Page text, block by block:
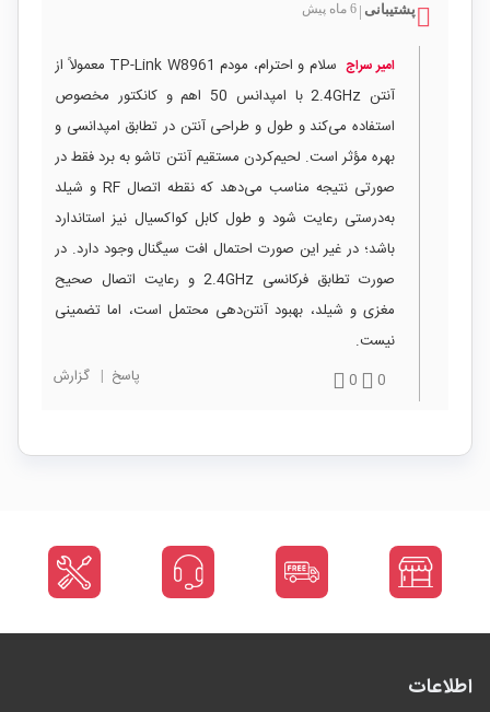
پشتیبانی 6 ماه پیش
امیر سراج
سلام و احترام، مودم TP-Link W8961 معمولاً از
آنتن 2.4GHz با امپدانس 50 اهم و کانکتور مخصوص
استفاده می‌کند و طول و طراحی آنتن در تطابق امپدانسی و
بهره مؤثر است. لحیم‌کردن مستقیم آنتن تاشو به برد فقط در
صورتی نتیجه مناسب می‌دهد که نقطه اتصال RF و شیلد
به‌درستی رعایت شود و طول کابل کواکسیال نیز استاندارد
باشد؛ در غیر این صورت احتمال افت سیگنال وجود دارد. در
صورت تطابق فرکانسی 2.4GHz و رعایت اتصال صحیح
مغزی و شیلد، بهبود آنتن‌دهی محتمل است، اما تضمینی
نیست.
0
0 پاسخ | گزارش
اطلاعات